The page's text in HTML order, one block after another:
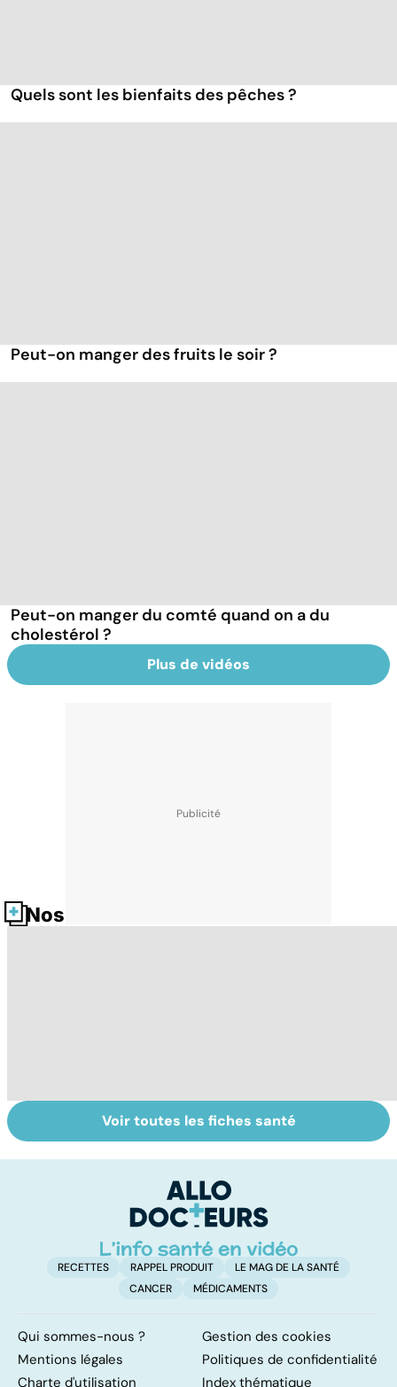
Quels sont les bienfaits des pêches ?
Peut-on manger des fruits le soir ?
Peut-on manger du comté quand on a du
cholestérol ?
Plus de vidéos
Nos fiches santé
Le magnésium,
un oligo-élément
Intestin irritable :
le régime
solution ?
Voir toutes les fiches santé
RECETTES RAPPEL PRODUIT
LE MAG DE LA SANTÉ
CANCER
MÉDICAMENTS
Qui sommes-nous ?
Gestion des cookies
Mentions légales
Politiques de confidentialité
Charte d'utilisation
Index thématique